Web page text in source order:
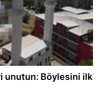
unutun: Böylesini ilk